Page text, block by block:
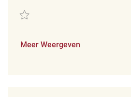
Redden Pracownik / Pracowniczka ds.
Meer Weergeven